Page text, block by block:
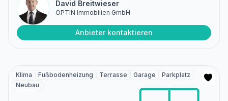
David Breitwieser
OPTIN Immobilien GmbH
Anbieter kontaktieren
Klima Fußbodenheizung Terrasse Garage
Parkplatz
Neubau